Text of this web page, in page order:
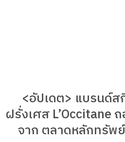
<อัปเดต> แบรนด์
ฝรั่งเศส L’Occitane
จาก ตลาดหลักทรัพ